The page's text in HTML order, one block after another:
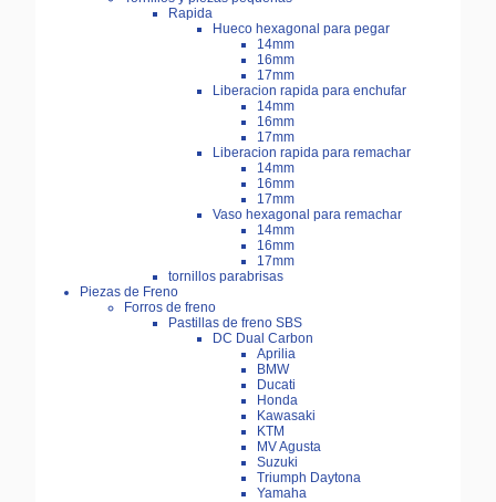
Rapida
Hueco hexagonal para pegar
14mm
16mm
17mm
Liberacion rapida para enchufar
14mm
16mm
17mm
Liberacion rapida para remachar
14mm
16mm
17mm
Vaso hexagonal para remachar
14mm
16mm
17mm
tornillos parabrisas
Piezas de Freno
Forros de freno
Pastillas de freno SBS
DC Dual Carbon
Aprilia
BMW
Ducati
Honda
Kawasaki
KTM
MV Agusta
Suzuki
Triumph Daytona
Yamaha